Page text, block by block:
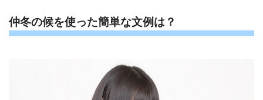
仲冬の候を使った簡単な文例は？